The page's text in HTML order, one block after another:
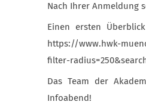
Nach Ihrer Anmeldung
Einen ersten
https://www.hwk-
filter-
Das Team der
Infoabend!